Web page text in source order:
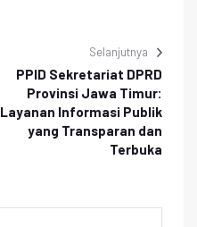
Selanjutnya
PPID Sekretariat DPRD
Provinsi Jawa Timur:
Layanan Informasi Publik
yang Transparan dan
Terbuka